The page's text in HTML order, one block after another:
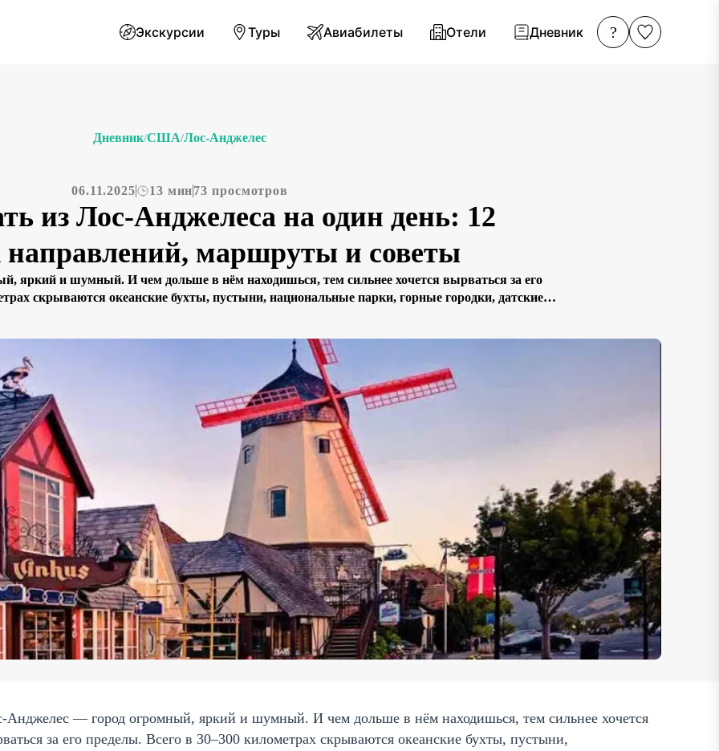
Экскурсии Туры Авиабилеты Отели Дневник ?
Дневник/США/Лос-Анджелес
06.11.2025 13 мин73 просмотров
из Лос-Анджелеса на один день: 12
маршруты и советы
яркий и шумный. И чем дольше в нём находишься, тем сильнее хочется вырваться за его
скрываются океанские бухты, пустыни, национальные парки, горные городки, датские
Анджелес — город огромный, яркий и шумный. И чем дольше в нём находишься, тем сильнее хочется
за его пределы. Всего в 30–300 километрах скрываются океанские бухты, пустыни,